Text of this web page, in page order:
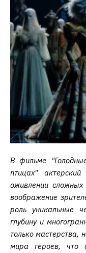
В фильме
птицах"
оживлении
воображение
роль уникальные
глубину и
только мастерства,
мира героев, что